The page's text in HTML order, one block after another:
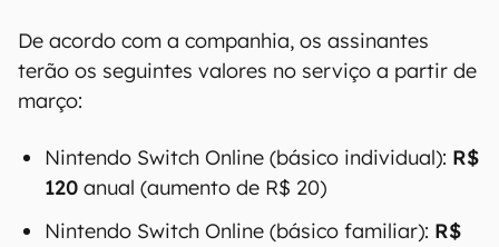
De acordo com a companhia, os assinantes
terão os seguintes valores no serviço a partir de
março:
Nintendo Switch Online (básico individual): R$
120 anual (aumento de R$ 20)
Nintendo Switch Online (básico familiar): R$